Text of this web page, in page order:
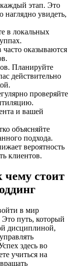
этап. Это
наглядно увидеть,
в локальных
оказываются
Планируйте
действительно
проверяйте
и вашей
объясняйте
подхода.
вероятность
клиентов.
стоит
в мир
путь, который
дисциплиной,
здесь во
учиться на